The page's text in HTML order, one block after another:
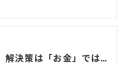
解決策は「お金」ではなく「間取り」